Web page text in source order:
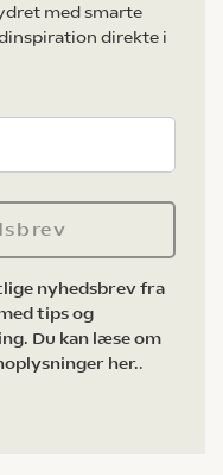
med smarte
direkte i
nyhedsbrev fra
tips og
Du kan læse om
her..